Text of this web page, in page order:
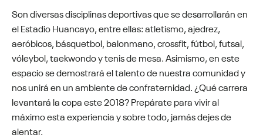
Son diversas disciplinas deportivas que se desarrollarán en
el Estadio Huancayo, entre ellas: atletismo, ajedrez,
aeróbicos, básquetbol, balonmano, crossfit, fútbol, futsal,
vóleybol, taekwondo y tenis de mesa. Asimismo, en este
espacio se demostrará el talento de nuestra comunidad y
nos unirá en un ambiente de confraternidad. ¿Qué carrera
levantará la copa este 2018? Prepárate para vivir al
máximo esta experiencia y sobre todo, jamás dejes de
alentar.